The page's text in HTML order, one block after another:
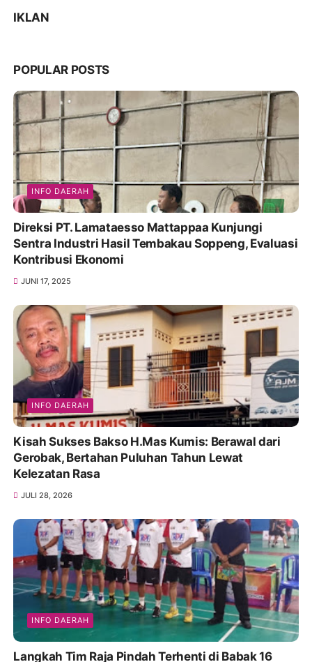
IKLAN
POPULAR POSTS
INFO DAERAH
Direksi PT. Lamataesso Mattappaa Kunjungi
Sentra Industri Hasil Tembakau Soppeng, Evaluasi
Kontribusi Ekonomi
JUNI 17, 2025
INFO DAERAH
Kisah Sukses Bakso H.Mas Kumis: Berawal dari
Gerobak, Bertahan Puluhan Tahun Lewat
Kelezatan Rasa
JULI 28, 2026
INFO DAERAH
Langkah Tim Raja Pindah Terhenti di Babak 16